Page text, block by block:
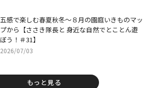
五感で楽しむ春夏秋冬～８月の園庭いきものマッ
プから【ささき隊長と 身近な自然でとことん遊
ぼう！＃31】
2026/07/03
もっと見る